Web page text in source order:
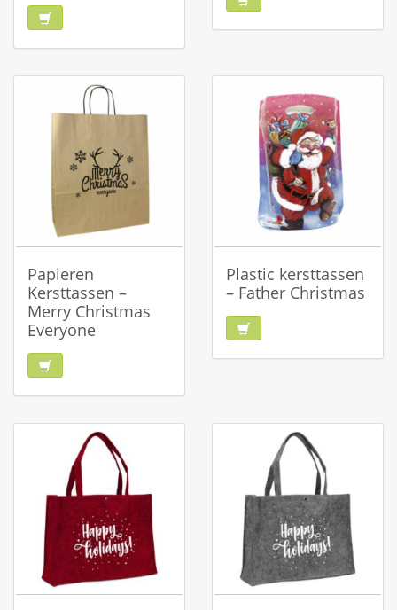
Papieren
Kersttassen –
Merry Christmas
Everyone
Plastic kersttassen
– Father Christmas